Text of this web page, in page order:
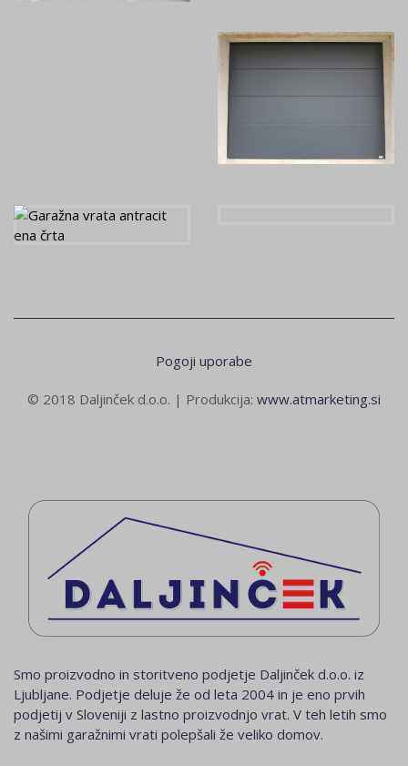
Pogoji uporabe
© 2018 Daljinček d.o.o. | Produkcija: www.atmarketing.si
Smo proizvodno in storitveno podjetje Daljinček d.o.o. iz
Ljubljane. Podjetje deluje že od leta 2004 in je eno prvih
podjetij v Sloveniji z lastno proizvodnjo vrat. V teh letih smo
z našimi garažnimi vrati polepšali že veliko domov.